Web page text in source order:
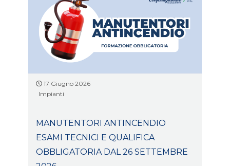
17 Giugno 2026
Impianti
MANUTENTORI ANTINCENDIO
ESAMI TECNICI E QUALIFICA
OBBLIGATORIA DAL 26 SETTEMBRE